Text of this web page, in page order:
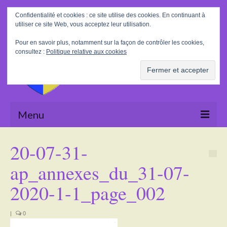
Rechercher
:
Menu
La Mairie
Le village
20-07-31-
ap_annexes_du_31-07-
2020-1-1_page_002
| 0
Confidentialité et cookies : ce site utilise des cookies. En continuant à
utiliser ce site Web, vous acceptez leur utilisation.
Pour en savoir plus, notamment sur la façon de contrôler les cookies,
consultez : Politique relative aux cookies